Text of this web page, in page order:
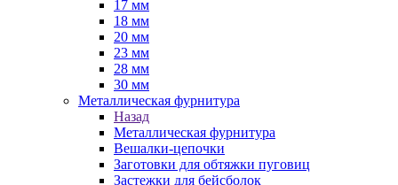
17 мм
18 мм
20 мм
23 мм
28 мм
30 мм
Металлическая фурнитура
Назад
Металлическая фурнитура
Вешалки-цепочки
Заготовки для обтяжки пуговиц
Застежки для бейсболок